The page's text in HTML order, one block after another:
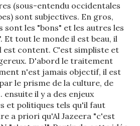
(sous-entendu occidentales
sont subjectives. En gros,
sont les "bons" et les autres les
Et tout le monde il est beau, il
est content. C'est simpliste et
D'abord le traitement
n'est jamais objectif, il est
le prisme de la culture, de
ensuite il y a des enjeux
et politiques tels qu'il faut
a priori qu'Al Jazeera "c'est